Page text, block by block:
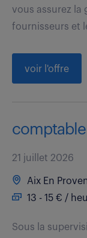
vous assurez la
fournisseurs et
voir l'offre
21 juillet 2026
Aix En
13 - 15 € /
Sous la